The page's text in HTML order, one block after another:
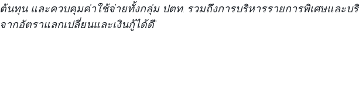
ต้นทุน และควบคุมค่าใช้จ่ายทั้งกลุ่ม ปตท. รวมถึงการบริหารรายการพิเศษและบ
จากอัตราแลกเปลี่ยนและเงินกู้ได้ดี”